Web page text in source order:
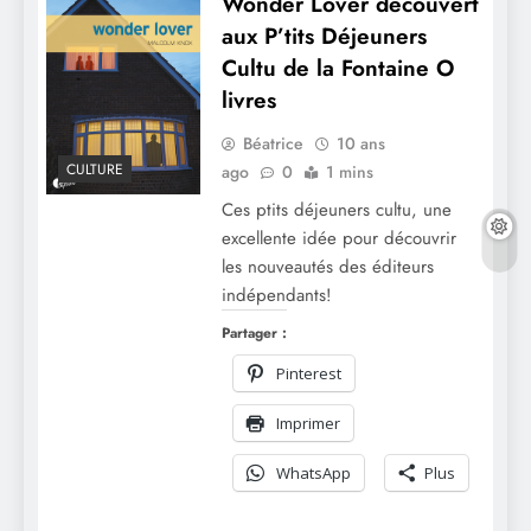
CULTURE
aux P’tits Déjeuners
Cultu de la Fontaine O
livres
Béatrice
10 ans
ago
0 1 mins
Ces ptits déjeuners cultu, une
excellente idée pour découvrir
les nouveautés des éditeurs
indépendants!
Partager :
Pinterest
Imprimer
WhatsApp Plus